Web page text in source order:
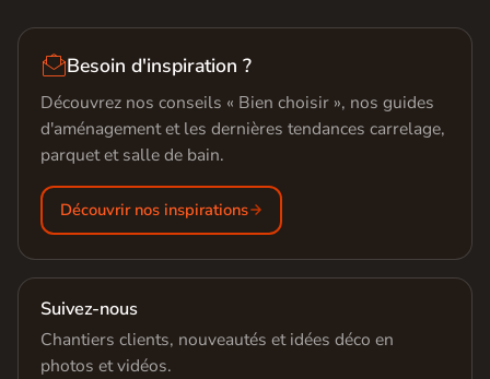
Besoin d'inspiration ?
Découvrez nos conseils « Bien choisir », nos guides
d'aménagement et les dernières tendances carrelage,
parquet et salle de bain.
Découvrir nos inspirations
Suivez-nous
Chantiers clients, nouveautés et idées déco en
photos et vidéos.